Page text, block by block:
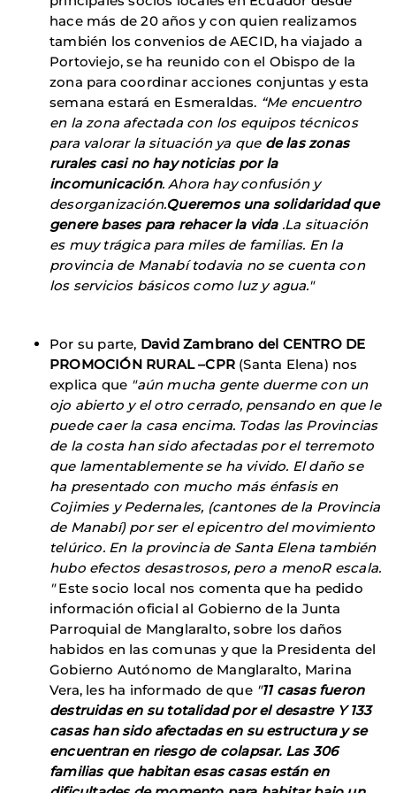
hace más de 20 años y con quien realizamos
también los convenios de AECID, ha viajado a
Portoviejo, se ha reunido con el Obispo de la
zona para coordinar acciones conjuntas y esta
semana estará en Esmeraldas. “Me encuentro
en la zona afectada con los equipos técnicos
para valorar la situación ya que de las zonas
rurales casi no hay noticias por la
incomunicación. Ahora hay confusión y
desorganización.Queremos una solidaridad que
genere bases para rehacer la vida.La situación
es muy trágica para miles de familias. En la
provincia de Manabí todavia no se cuenta con
los servicios básicos como luz y agua."
Por su parte, David Zambrano del CENTRO DE
PROMOCIÓN RURAL –CPR (Santa Elena) nos
explica que "aún mucha gente duerme con un
ojo abierto y el otro cerrado, pensando en que le
puede caer la casa encima. Todas las Provincias
de la costa han sido afectadas por el terremoto
que lamentablemente se ha vivido. El daño se
ha presentado con mucho más énfasis en
Cojimies y Pedernales, (cantones de la Provincia
de Manabí) por ser el epicentro del movimiento
telúrico. En la provincia de Santa Elena también
hubo efectos desastrosos, pero a menoR escala.
"Este socio local nos comenta que ha pedido
información oficial al Gobierno de la Junta
Parroquial de Manglaralto, sobre los daños
habidos en las comunas y que la Presidenta del
Gobierno Autónomo de Manglaralto, Marina
Vera, les ha informado de que "11 casas fueron
destruidas en su totalidad por el desastre Y 133
casas han sido afectadas en su estructura y se
encuentran en riesgo de colapsar. Las 306
familias que habitan esas casas están en